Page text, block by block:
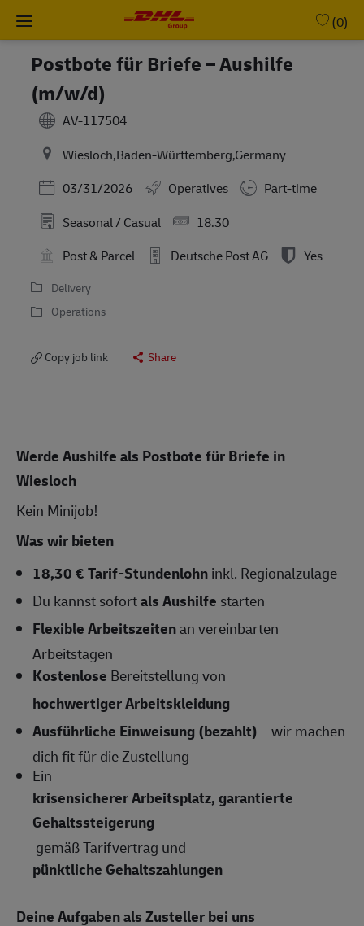
Skip to main content
(0)
Postbote für Briefe – Aushilfe
(m/w/d)
AV-117504
Wiesloch,Baden-Württemberg,Germany
Posted Date
03/31/2026 Operatives
Part-time
Seasonal / Casual
18.30
Post & Parcel
Deutsche Post AG Yes
Delivery
Operations
Copy job link Share
Werde Aushilfe als Postbote für Briefe in
Wiesloch
Kein Minijob!
Was wir bieten
18,30 € Tarif-Stundenlohninkl. Regionalzulage
Du kannst sofortals Aushilfe starten
Flexible Arbeitszeitenan vereinbarten
Arbeitstagen
Kostenlose Bereitstellung von
hochwertiger Arbeitskleidung
Ausführliche Einweisung (bezahlt)– wir machen
dich fit für die Zustellung
Ein
krisensicherer Arbeitsplatz, garantierte
Gehaltssteigerung
gemäß Tarifvertrag und
pünktliche Gehaltszahlungen
Deine Aufgaben als Zusteller bei uns